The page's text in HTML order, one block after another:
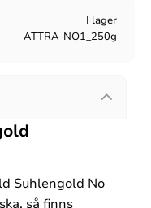
I lager
ATTRA-NO1_250g
Suhlengold No
så finns